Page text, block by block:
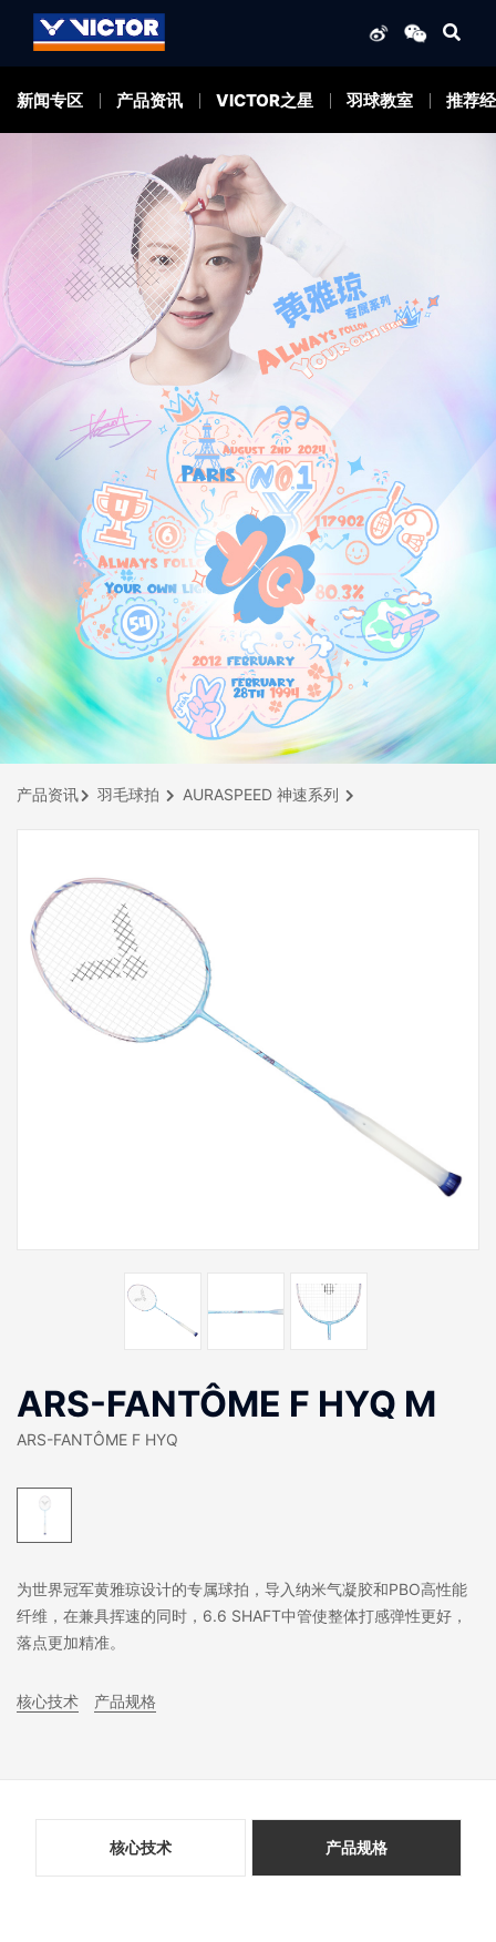
新闻专区 产品资讯 VICTOR之星 羽球教室 推荐
产品资讯 羽毛球拍 AURASPEED 神速系列
ARS-FANTÔME F HYQ M
ARS-FANTÔME F HYQ
为世界冠军黄雅琼设计的专属球拍，导入纳米气凝胶和PBO高性能
纤维，在兼具挥速的同时，6.6 SHAFT中管使整体打感弹性更好，
落点更加精准。
核心技术 产品规格
核心技术 产品规格